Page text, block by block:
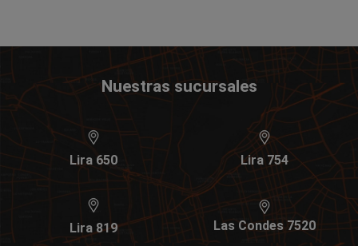
Nuestras sucursales
Lira 650 Lira 754
Lira 819 Las Condes 7520